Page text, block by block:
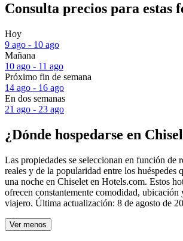
Consulta precios para estas
Hoy
9 ago - 10 ago
Mañana
10 ago - 11 ago
Próximo fin de semana
14 ago - 16 ago
En dos semanas
21 ago - 23 ago
¿Dónde hospedarse en
Las propiedades se seleccionan en función de
reales y de la popularidad entre los huéspedes
una noche en Chiselet en Hotels.com. Estos
ofrecen constantemente comodidad, ubicación
viajero. Última actualización: 8 de agosto de
Ver menos